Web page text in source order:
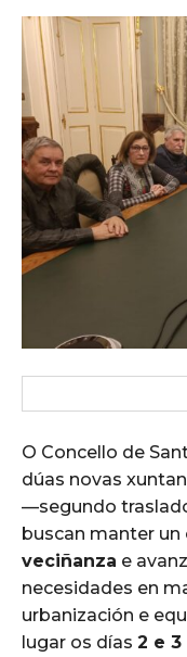
O Concello de
dúas novas
—segundo
buscan manter un
veciñanza e
necesidades en
urbanización e
lugar os días 2 e